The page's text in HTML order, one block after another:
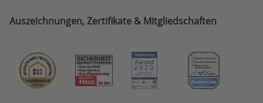
Auszeichnungen, Zertifikate & Mitgliedschaften